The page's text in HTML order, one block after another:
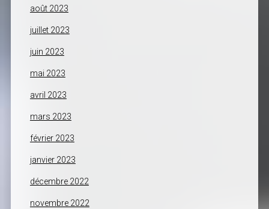
août 2023
juillet 2023
juin 2023
mai 2023
avril 2023
mars 2023
février 2023
janvier 2023
décembre 2022
novembre 2022